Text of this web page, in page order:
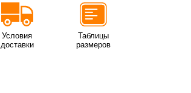
Условия
доставки
Таблицы
размеров